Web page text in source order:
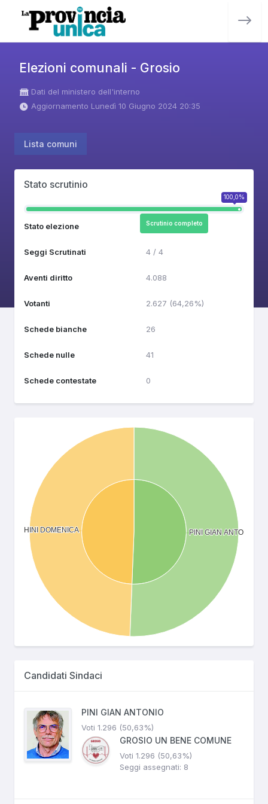
Elezioni comunali - Grosio
Dati del ministero dell'interno
Aggiornamento Lunedì 10 Giugno 2024 20:35
Lista comuni
Stato scrutinio
100,0%
Stato elezione Scrutinio completo
Seggi Scrutinati 4 / 4
Aventi diritto 4.088
Votanti 2.627 (64,26%)
Schede bianche 26
Schede nulle 41
Schede contestate 0
Candidati Sindaci
PINI GIAN ANTONIO
Voti 1.296 (50,63%)
GROSIO UN BENE COMUNE
Voti 1.296 (50,63%)
Seggi assegnati: 8